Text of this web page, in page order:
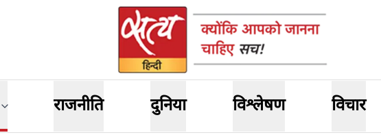
राजनीति दुनिया विश्लेषण विचार